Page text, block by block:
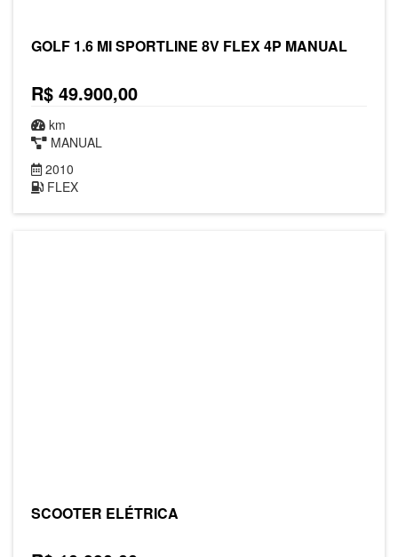
GOLF 1.6 MI SPORTLINE 8V FLEX 4P MANUAL
R$ 49.900,00
km
MANUAL
2010
FLEX
SCOOTER ELÉTRICA